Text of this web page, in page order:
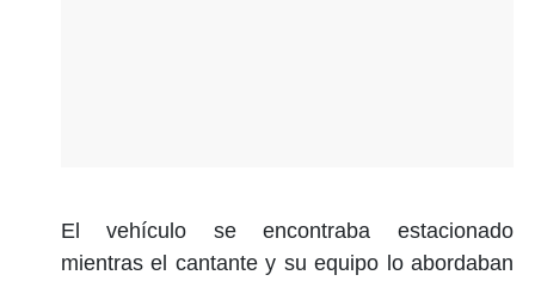
El vehículo se encontraba estacionado
mientras el cantante y su equipo lo abordaban